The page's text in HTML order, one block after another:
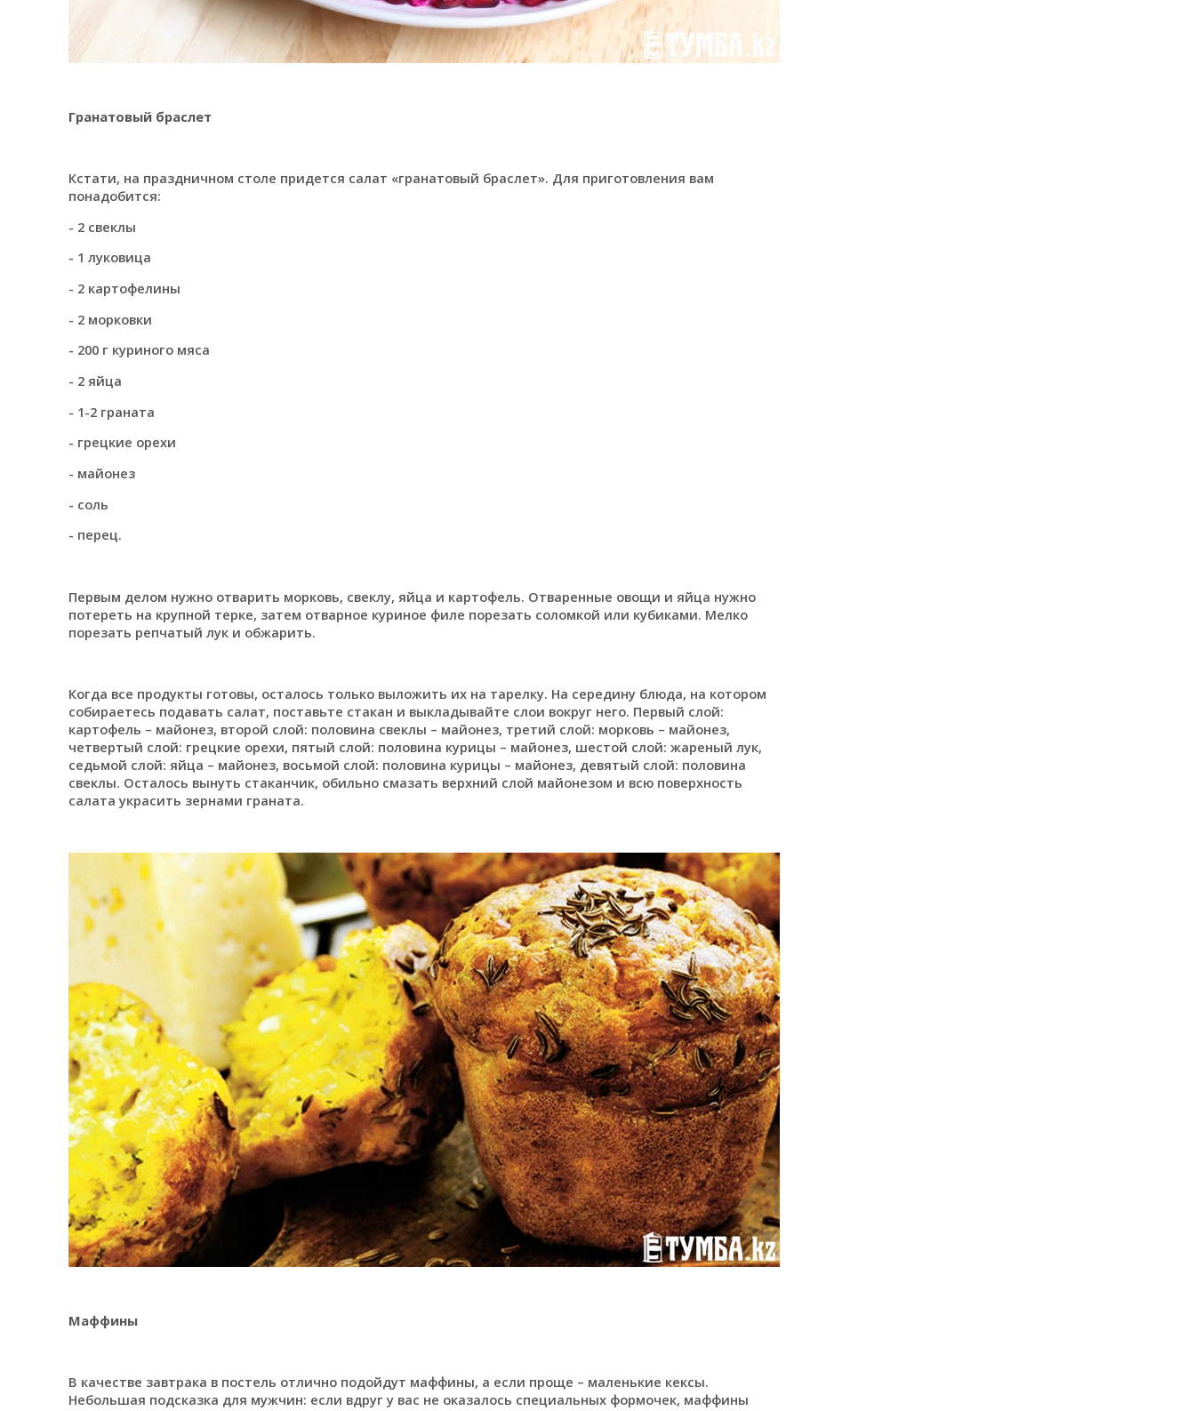
Гранатовый браслет
Кстати, на праздничном столе придется салат «гранатовый браслет». Для приготовления вам
понадобится:
- 2 свеклы
- 1 луковица
- 2 картофелины
- 2 морковки
- 200 г куриного мяса
- 2 яйца
- 1-2 граната
- грецкие орехи
- майонез
- соль
- перец.
Первым делом нужно отварить морковь, свеклу, яйца и картофель. Отваренные овощи и яйца нужно
потереть на крупной терке, затем отварное куриное филе порезать соломкой или кубиками. Мелко
порезать репчатый лук и обжарить.
Когда все продукты готовы, осталось только выложить их на тарелку. На середину блюда, на котором
собираетесь подавать салат, поставьте стакан и выкладывайте слои вокруг него. Первый слой:
картофель – майонез, второй слой: половина свеклы – майонез, третий слой: морковь – майонез,
четвертый слой: грецкие орехи, пятый слой: половина курицы – майонез, шестой слой: жареный лук,
седьмой слой: яйца – майонез, восьмой слой: половина курицы – майонез, девятый слой: половина
свеклы. Осталось вынуть стаканчик, обильно смазать верхний слой майонезом и всю поверхность
салата украсить зернами граната.
Маффины
В качестве завтрака в постель отлично подойдут маффины, а если проще – маленькие кексы.
Небольшая подсказка для мужчин: если вдруг у вас не оказалось специальных формочек, маффины